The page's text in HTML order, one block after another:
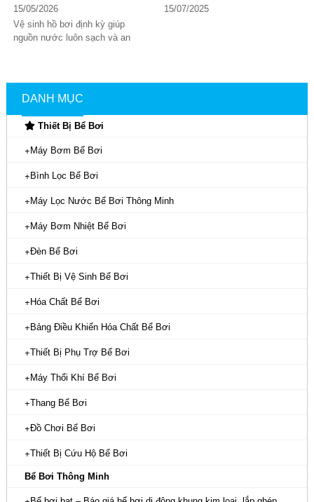
lượng tốt
15/05/2026
Vệ sinh hồ bơi định kỳ giúp
nguồn nước luôn sạch và an
A -> Z
15/07/2025
hiểu ngay thông tin trong bài viết
DANH MỤC
Thiết Bị Bể Bơi
Máy Bơm Bể Bơi
Bình Lọc Bể Bơi
Máy Lọc Nước Bể Bơi Thông Minh
Máy Bơm Nhiệt Bể Bơi
Đèn Bể Bơi
Thiết Bị Vệ Sinh Bể Bơi
Hóa Chất Bể Bơi
Bảng Điều Khiển Hóa Chất Bể Bơi
Thiết Bị Phụ Trợ Bể Bơi
Máy Thổi Khí Bể Bơi
Thang Bể Bơi
Đồ Chơi Bể Bơi
Thiết Bị Cứu Hộ Bể Bơi
Bể Bơi Thông Minh